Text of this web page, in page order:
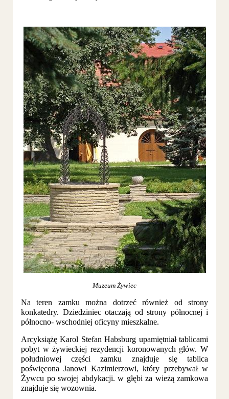
Muzeum Żywiec
Na teren zamku można dotrzeć również od strony
konkatedry. Dziedziniec otaczają od strony północnej i
północno- wschodniej oficyny mieszkalne.
Arcyksiążę Karol Stefan Habsburg upamiętniał tablicami
pobyt w żywieckiej rezydencji koronowanych głów. W
południowej części zamku znajduje się tablica
poświęcona Janowi Kazimierzowi, który przebywał w
Żywcu po swojej abdykacji. w głębi za wieżą zamkowa
znajduje się wozownia.